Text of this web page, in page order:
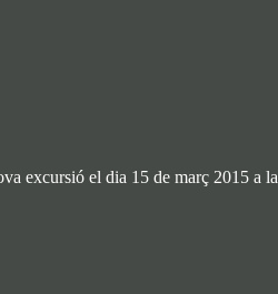
excursió el dia 15 de març 2015 a la